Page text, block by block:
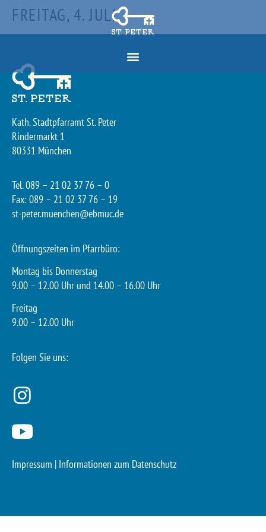
FREITAG, 4. JULI
Kath. Stadtpfarramt St. Peter
Rindermarkt 1
80331 München
Tel. 089 – 21 02 37 76 – 0
Fax: 089 – 21 02 37 76 – 19
st-peter.muenchen@ebmuc.de
Öffnungszeiten im Pfarrbüro:
Montag bis Donnerstag
9.00 – 12.00 Uhr und 14.00 – 16.00 Uhr
Freitag
9.00 – 12.00 Uhr
Folgen Sie uns:
Impressum | Informationen zum Datenschutz